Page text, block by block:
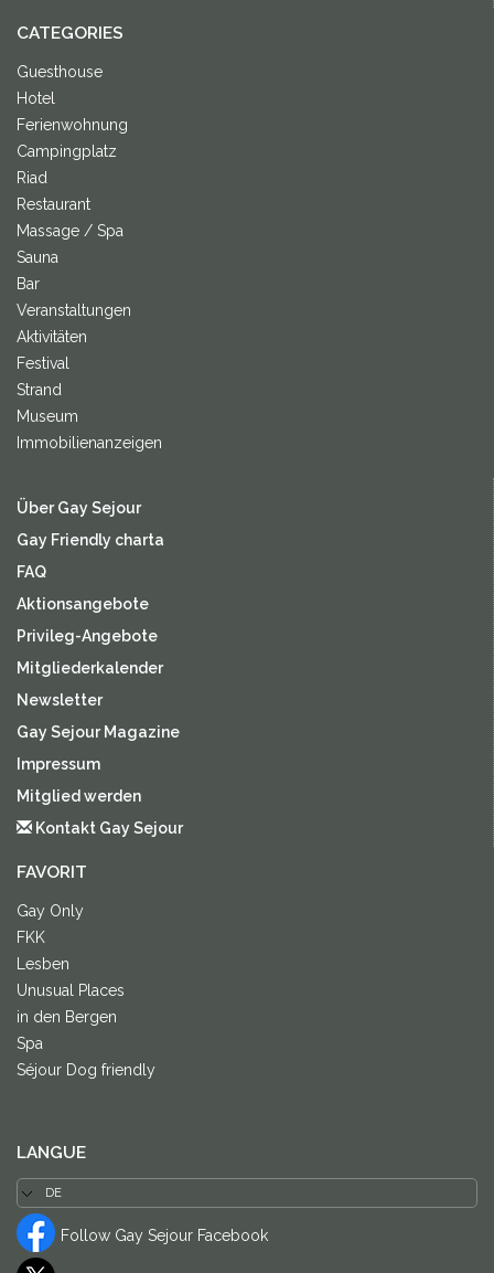
CATEGORIES
Guesthouse
Hotel
Ferienwohnung
Campingplatz
Riad
Restaurant
Massage / Spa
Sauna
Bar
Veranstaltungen
Aktivitäten
Festival
Strand
Museum
Immobilienanzeigen
Über Gay Sejour
Gay Friendly charta
FAQ
Aktionsangebote
Privileg-Angebote
Mitgliederkalender
Newsletter
Gay Sejour Magazine
Impressum
Mitglied werden
Kontakt Gay Sejour
FAVORIT
Gay Only
FKK
Lesben
Unusual Places
in den Bergen
Spa
Séjour Dog friendly
LANGUE
Follow Gay Sejour Facebook